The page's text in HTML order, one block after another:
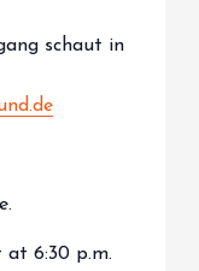
schaut in
at 6:30 p.m.